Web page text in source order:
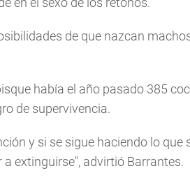
de que nazcan
había el año pasado 385
de supervivencia.
y si se sigue haciendo lo
extinguirse", advirtió Barrantes.